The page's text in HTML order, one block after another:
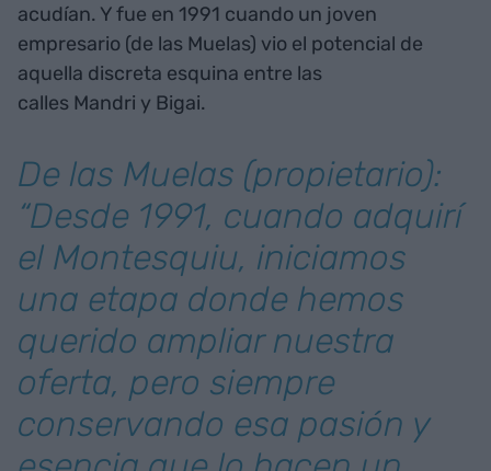
acudían. Y fue en 1991 cuando un joven
empresario (de las Muelas) vio el potencial de
aquella discreta esquina entre las
calles Mandri y Bigai.
De las Muelas (propietario):
“Desde 1991, cuando adquirí
el Montesquiu, iniciamos
una etapa donde hemos
querido ampliar nuestra
oferta, pero siempre
conservando esa pasión y